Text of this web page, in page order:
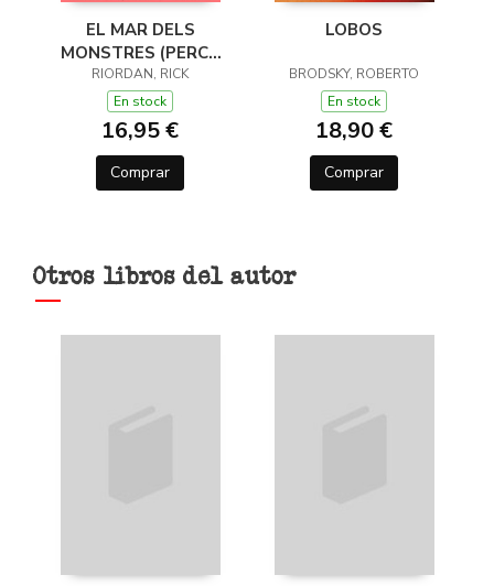
EL MAR DELS
MONSTRES (PERCY
JACKSON I ELS DÉUS
DE L'OLIMP 2)
RIORDAN, RICK
En stock
16,95 €
Comprar
LOBOS
BRODSKY, ROBERTO
En stock
18,90 €
Comprar
Otros libros del autor